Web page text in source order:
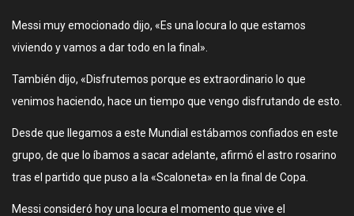
Messi muy emocionado dijo, «Es una locura lo que estamos
viviendo y vamos a dar todo en la final».
También dijo, «Disfrutemos porque es extraordinario lo que
venimos haciendo, hace un tiempo que vengo disfrutando de esto.
Desde que llegamos a este Mundial estábamos confiados en este
grupo, de que lo íbamos a sacar adelante, afirmó el astro rosarino
tras el partido que puso a la «Scaloneta» en la final de Copa.
Messi consideró hoy una locura el momento que vive el